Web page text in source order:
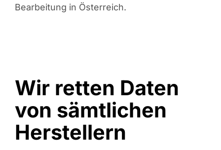
Bearbeitung in Österreich.
Wir retten Daten
von sämtlichen
Herstellern